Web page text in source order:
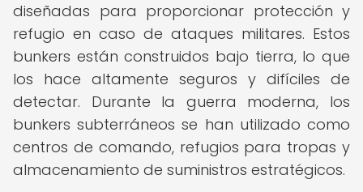
diseñadas para proporcionar protección y
refugio en caso de ataques militares. Estos
bunkers están construidos bajo tierra, lo que
los hace altamente seguros y difíciles de
detectar. Durante la guerra moderna, los
bunkers subterráneos se han utilizado como
centros de comando, refugios para tropas y
almacenamiento de suministros estratégicos.